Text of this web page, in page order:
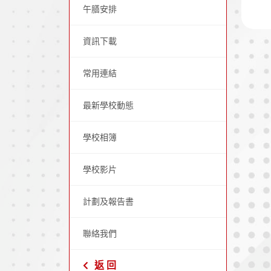
午膳安排
資訊下載
常用連結
最新學校動態
學校相簿
學校影片
計劃及報告書
聯絡我們
返 回